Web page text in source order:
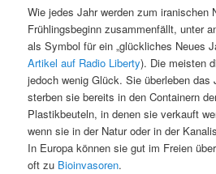
Wie jedes Jahr werden zum iranischen
Frühlingsbeginn zusammenfällt, unter
als Symbol für ein „glückliches Neues
Artikel auf Radio Liberty). Die meisten
jedoch wenig Glück. Sie überleben das
sterben sie bereits in den Containern
Plastikbeuteln, in denen sie verkauft
wenn sie in der Natur oder in der
In Europa können sie gut im Freien
oft zu Bioinvasoren.